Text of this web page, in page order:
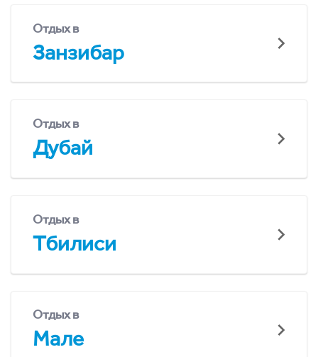
Отдых в
Занзибар
Отдых в
Дубай
Отдых в
Тбилиси
Отдых в
Мале